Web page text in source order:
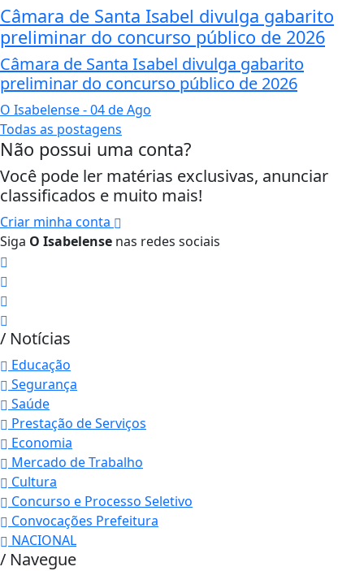
Câmara de Santa Isabel divulga gabarito
preliminar do concurso público de 2026
Câmara de Santa Isabel divulga gabarito
preliminar do concurso público de 2026
O Isabelense- 04 de Ago
Todas as postagens
Não possui uma conta?
Você pode ler matérias exclusivas, anunciar
classificados e muito mais!
Criar minha conta
Siga O Isabelense nas redes sociais
/ Notícias
Educação
Segurança
Saúde
Prestação de Serviços
Economia
Mercado de Trabalho
Cultura
Concurso e Processo Seletivo
Convocações Prefeitura
NACIONAL
/ Navegue